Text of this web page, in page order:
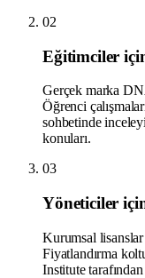
02
Eğitimciler
Gerçek marka
Öğrenci
sohbetinde
konuları.
03
Yöneticiler
Kurumsal
Fiyatlandırma
Institute